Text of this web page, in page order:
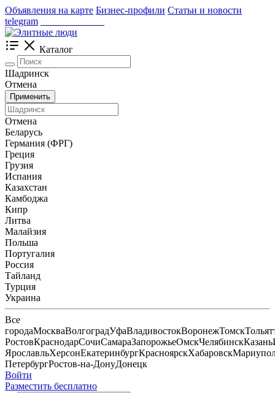
Объявления на карте Бизнес-профили Статьи и новости
telegram
Каталог
Шадринск
Отмена
Применить
Отмена
Беларусь
Германия (ФРГ)
Греция
Грузия
Испания
Казахстан
Камбоджа
Кипр
Литва
Малайзия
Польша
Португалия
Россия
Тайланд
Турция
Украина
Все
городаМоскваВолгоградУфаВладивостокВоронежТомск
РостовКраснодарСочиСамараЗапорожьеОмскЧелябинскКазань
ЯрославльХерсонЕкатеринбургКрасноярскХабаровск
ПетербургРостов-на-ДонуДонецк
Войти
Разместить бесплатно